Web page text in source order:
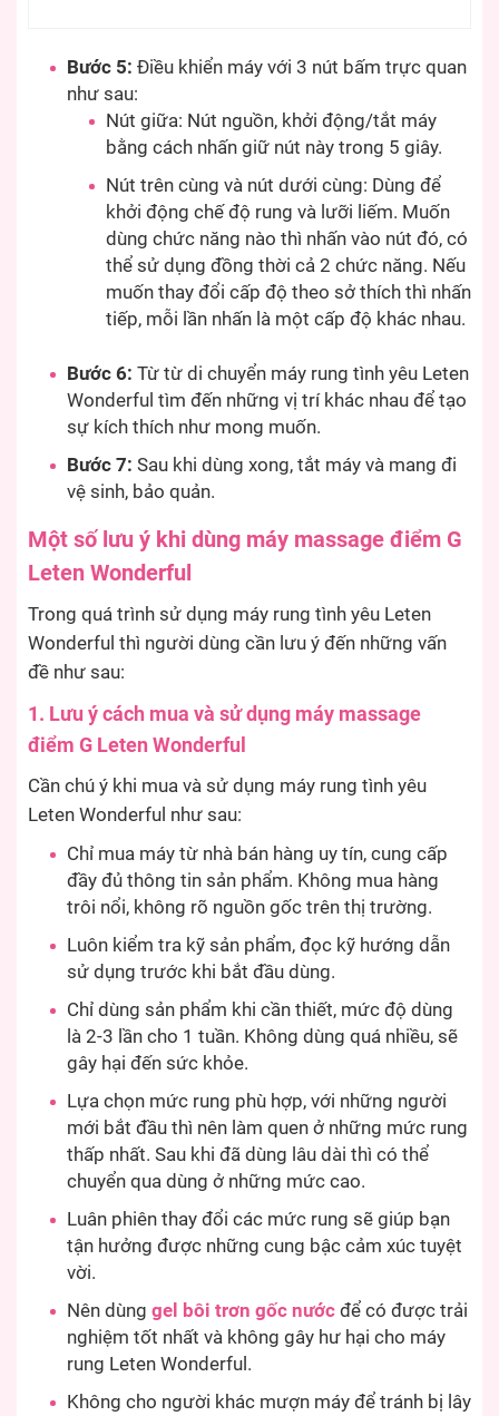
Bước 5: Điều khiển máy với 3 nút bấm trực quan
như sau:
Nút giữa: Nút nguồn, khởi động/tắt máy
bằng cách nhấn giữ nút này trong 5 giây.
Nút trên cùng và nút dưới cùng: Dùng để
khởi động chế độ rung và lưỡi liếm. Muốn
dùng chức năng nào thì nhấn vào nút đó, có
thể sử dụng đồng thời cả 2 chức năng. Nếu
muốn thay đổi cấp độ theo sở thích thì nhấn
tiếp, mỗi lần nhấn là một cấp độ khác nhau.
Bước 6: Từ từ di chuyển máy rung tình yêu Leten
Wonderful tìm đến những vị trí khác nhau để tạo
sự kích thích như mong muốn.
Bước 7: Sau khi dùng xong, tắt máy và mang đi
vệ sinh, bảo quản.
Một số lưu ý khi dùng máy massage điểm G
Leten Wonderful
Trong quá trình sử dụng máy rung tình yêu Leten
Wonderful thì người dùng cần lưu ý đến những vấn
đề như sau:
1. Lưu ý cách mua và sử dụng máy massage
điểm G Leten Wonderful
Cần chú ý khi mua và sử dụng máy rung tình yêu
Leten Wonderful như sau:
Chỉ mua máy từ nhà bán hàng uy tín, cung cấp
đầy đủ thông tin sản phẩm. Không mua hàng
trôi nổi, không rõ nguồn gốc trên thị trường.
Luôn kiểm tra kỹ sản phẩm, đọc kỹ hướng dẫn
sử dụng trước khi bắt đầu dùng.
Chỉ dùng sản phẩm khi cần thiết, mức độ dùng
là 2-3 lần cho 1 tuần. Không dùng quá nhiều, sẽ
gây hại đến sức khỏe.
Lựa chọn mức rung phù hợp, với những người
mới bắt đầu thì nên làm quen ở những mức rung
thấp nhất. Sau khi đã dùng lâu dài thì có thể
chuyển qua dùng ở những mức cao.
Luân phiên thay đổi các mức rung sẽ giúp bạn
tận hưởng được những cung bậc cảm xúc tuyệt
vời.
Nên dùng gel bôi trơn gốc nước để có được trải
nghiệm tốt nhất và không gây hư hại cho máy
rung Leten Wonderful.
Không cho người khác mượn máy để tránh bị lây